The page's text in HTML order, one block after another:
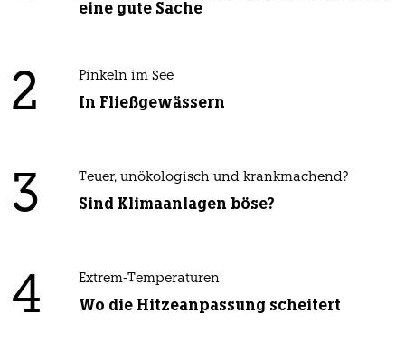
eine gute Sache
2 Pinkeln im See
In Fließgewässern
3 Teuer, unökologisch und krankmachend?
Sind Klimaanlagen böse?
4 Extrem-Temperaturen
Wo die Hitzeanpassung scheitert